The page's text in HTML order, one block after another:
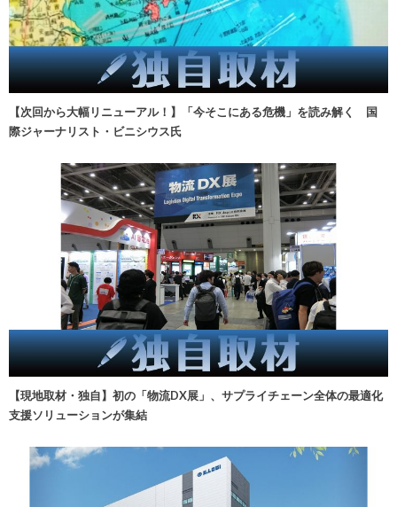
【次回から大幅リニューアル！】「今そこにある危機」を読み解く 国
際ジャーナリスト・ビニシウス氏
【現地取材・独自】初の「物流DX展」、サプライチェーン全体の最適化
支援ソリューションが集結